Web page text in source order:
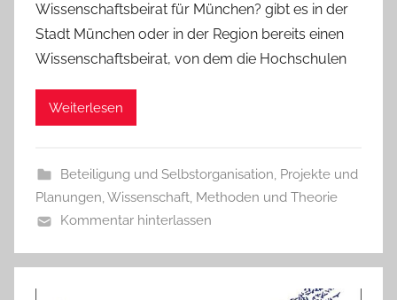
Wissenschaftsbeirat für München? gibt es in der
Stadt München oder in der Region bereits einen
Wissenschaftsbeirat, von dem die Hochschulen
Weiterlesen
Beteiligung und Selbstorganisation, Projekte und
Planungen,Wissenschaft, Methoden und Theorie
Kommentar hinterlassen